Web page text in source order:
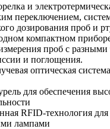
и
переключением,
дозирования проб и
компактном
проб с
и поглощения.
оптическая
для обеспечения
RFID-технология
лампами